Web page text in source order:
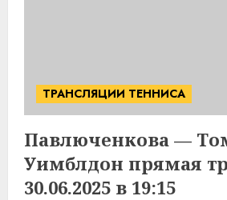
ТРАНСЛЯЦИИ ТЕННИСА
Павлюченкова —
Уимблдон прямая
30.06.2025 в 19:15